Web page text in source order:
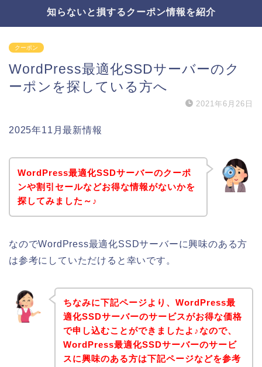
知らないと損するクーポン情報を紹介
クーポン
WordPress最適化SSDサーバーのク
ーポンを探している方へ
2021年6月26日
2025年11月最新情報
WordPress最適化SSDサーバーのクーポ
ンや割引セールなどお得な情報がないかを
探してみました～♪
なのでWordPress最適化SSDサーバーに興味のある方
は参考にしていただけると幸いです。
ちなみに下記ページより、WordPress最
適化SSDサーバーのサービスがお得な価格
で申し込むことができましたよ♪なので、
WordPress最適化SSDサーバーのサービ
スに興味のある方は下記ページなどを参考